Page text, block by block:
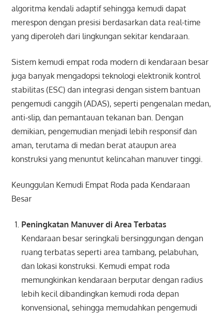
algoritma kendali adaptif sehingga kemudi dapat
merespon dengan presisi berdasarkan data real-time
yang diperoleh dari lingkungan sekitar kendaraan.
Sistem kemudi empat roda modern di kendaraan besar
juga banyak mengadopsi teknologi elektronik kontrol
stabilitas (ESC) dan integrasi dengan sistem bantuan
pengemudi canggih (ADAS), seperti pengenalan medan,
anti-slip, dan pemantauan tekanan ban. Dengan
demikian, pengemudian menjadi lebih responsif dan
aman, terutama di medan berat ataupun area
konstruksi yang menuntut kelincahan manuver tinggi.
Keunggulan Kemudi Empat Roda pada Kendaraan
Besar
Peningkatan Manuver di Area Terbatas
Kendaraan besar seringkali bersinggungan dengan
ruang terbatas seperti area tambang, pelabuhan,
dan lokasi konstruksi. Kemudi empat roda
memungkinkan kendaraan berputar dengan radius
lebih kecil dibandingkan kemudi roda depan
konvensional, sehingga memudahkan pengemudi